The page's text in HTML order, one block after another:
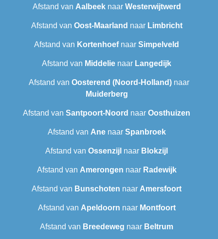
Afstand van Aalbeeknaar Westerwijtwerd
Afstand van Oost-Maarland naar Limbricht
Afstand van Kortenhoefnaar Simpelveld
Afstand van Middelie naar Langedijk
Afstand van Oosterend (Noord-Holland) naar
Muiderberg
Afstand van Santpoort-Noord naar Oosthuizen
Afstand van Anenaar Spanbroek
Afstand van Ossenzijl naar Blokzijl
Afstand van Amerongen naar Radewijk
Afstand van Bunschoten naar Amersfoort
Afstand van Apeldoorn naar Montfoort
Afstand van Breedeweg naar Beltrum